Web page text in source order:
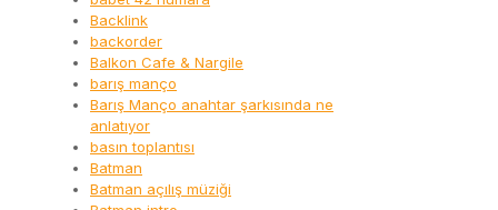
Backlink
backorder
Balkon Cafe & Nargile
barış manço
Barış Manço anahtar şarkısında ne
anlatıyor
basın toplantısı
Batman
Batman açılış müziği